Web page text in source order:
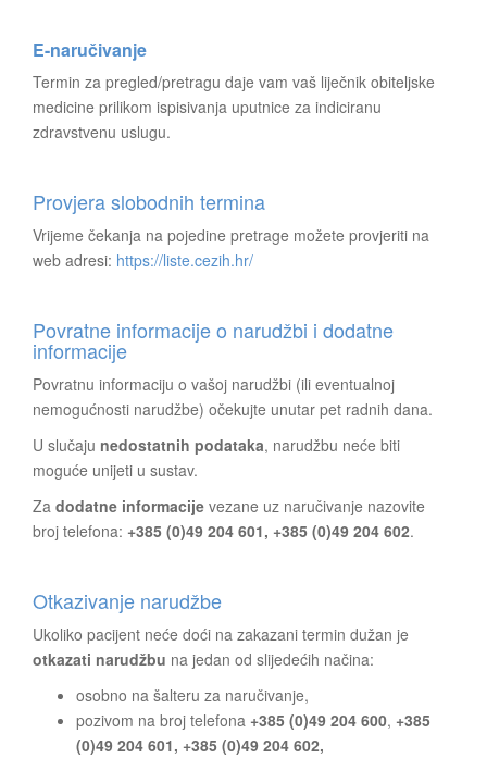
E-naručivanje
Termin za pregled/pretragu daje vam vaš liječnik obiteljske
medicine prilikom ispisivanja uputnice za indiciranu
zdravstvenu uslugu.
Provjera slobodnih termina
Vrijeme čekanja na pojedine pretrage možete provjeriti na
web adresi: https://liste.cezih.hr/
Povratne informacije o narudžbi i dodatne
informacije
Povratnu informaciju o vašoj narudžbi (ili eventualnoj
nemogućnosti narudžbe) očekujte unutar pet radnih dana.
U slučaju nedostatnih podataka, narudžbu neće biti
moguće unijeti u sustav.
Za dodatne informacije vezane uz naručivanje nazovite
broj telefona: +385 (0)49 204 601, +385 (0)49 204 602.
Otkazivanje narudžbe
Ukoliko pacijent neće doći na zakazani termin dužan je
otkazati narudžbu na jedan od slijedećih načina:
osobno na šalteru za naručivanje,
pozivom na broj telefona +385 (0)49 204 600, +385
(0)49 204 601, +385 (0)49 204 602,